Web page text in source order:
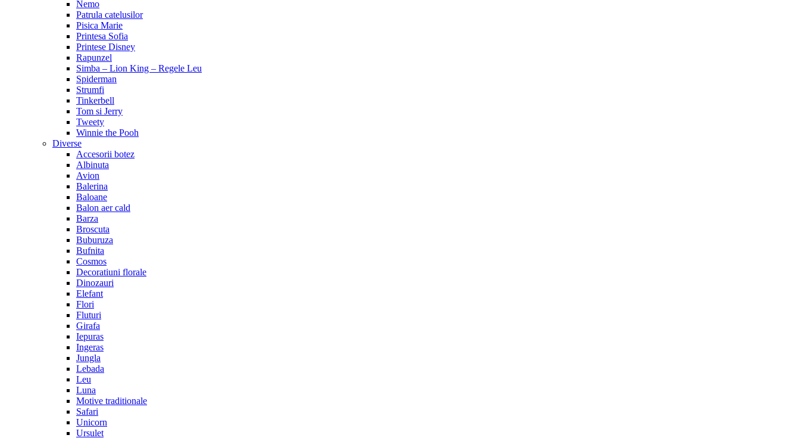
Nemo
Patrula catelusilor
Pisica Marie
Printesa Sofia
Printese Disney
Rapunzel
Simba – Lion King – Regele Leu
Spiderman
Strumfi
Tinkerbell
Tom si Jerry
Tweety
Winnie the Pooh
Diverse
Accesorii botez
Albinuta
Avion
Balerina
Baloane
Balon aer cald
Barza
Broscuta
Buburuza
Bufnita
Cosmos
Decoratiuni florale
Dinozauri
Elefant
Flori
Fluturi
Girafa
Iepuras
Ingeras
Jungla
Lebada
Leu
Luna
Motive traditionale
Safari
Unicorn
Ursulet